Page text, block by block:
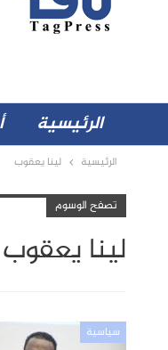
الرئيسية
الرئيسية لينا يعقوب
تصفح الوسوم
لينا يعقوب
سياسية